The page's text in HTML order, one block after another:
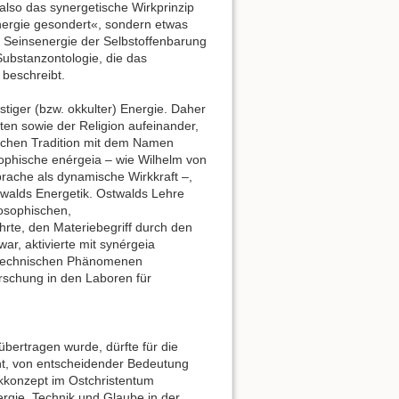
das synergetische Wirkprinzip
gesondert«, sondern etwas
der Selbstoffenbarung
die das
(bzw. okkulter) Energie. Daher
sowie der Religion aufeinander,
Tradition mit dem Namen
enérgeia – wie Wilhelm von
als dynamische Wirkkraft –,
Energetik. Ostwalds Lehre
den Materiebegriff durch den
aktivierte mit synérgeia
Phänomenen
in den Laboren für
wurde, dürfte für die
von entscheidender Bedeutung
im Ostchristentum